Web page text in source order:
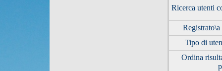
Ricerca utenti
Registrato\a
Tipo di
Ordina